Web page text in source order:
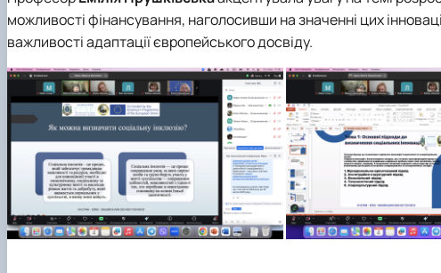
можливості фінансування, наголосивши на значенні цих
важливості адаптації європейського досвіду.